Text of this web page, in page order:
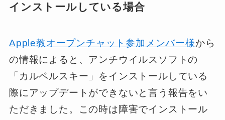
インストールしている場合
Apple教オープンチャット参加メンバー様から
の情報によると、 アンチウイルスソフトの
「カルペルスキー」をインストールしている
際にアップデートができないと言う報告をい
ただきました。この時は障害でインストール